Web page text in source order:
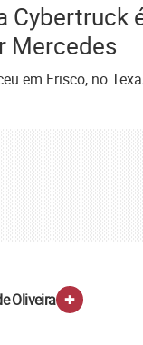
Cybertruck
Mercedes
em Frisco, no
Oliveira +